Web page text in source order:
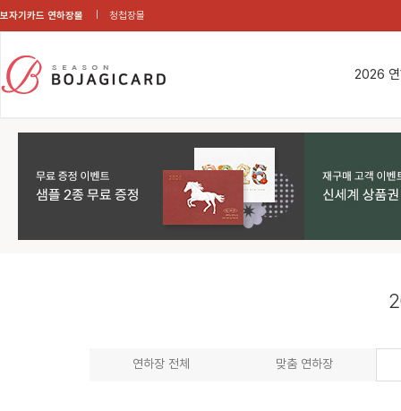
보자기카드 연하장몰 청첩장몰
2026
연하장 전체 맞춤 연하장